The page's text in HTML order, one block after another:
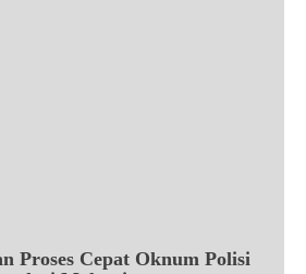
Proses Cepat Oknum Polisi